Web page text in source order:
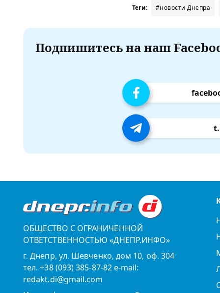
Теги: #новости Днепра
Подпишитесь на наш
ОБЩЕСТВО С ОГРАНИЧЕННОЙ
ОТВЕТСТВЕННОСТЬЮ «ДНЕПР.ИНФО»
г. Днепр, ул. Шевченко, дом 10, оф. 304
тел. +38 (093) 385-87-82 e-mail:
redakt.di@gmail.com